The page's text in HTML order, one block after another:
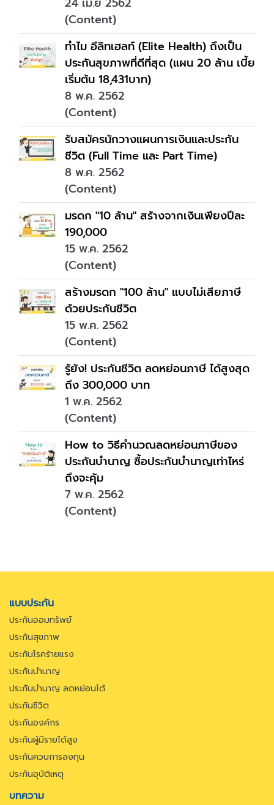
(Content)
ทำไม อีลิทเฮลท์ (Elite Health) ถึงเป็น
ประกันสุขภาพที่ดีที่สุด (แผน 20 ล้าน เบี้ย
เริ่มต้น 18,431บาท)
8 พ.ค. 2562
(Content)
รับสมัครนักวางแผนการเงินและประกัน
ชีวิต (Full Time และ Part Time)
8 พ.ค. 2562
(Content)
มรดก "10 ล้าน" สร้างจากเงินเพียงปีละ
190,000
15 พ.ค. 2562
(Content)
สร้างมรดก "100 ล้าน" แบบไม่เสียภาษี
ด้วยประกันชีวิต
15 พ.ค. 2562
(Content)
รู้ยัง! ประกันชีวิต ลดหย่อนภาษี ได้สูงสุด
ถึง 300,000 บาท
1 พ.ค. 2562
(Content)
How to วิธีคำนวณลดหย่อนภาษีของ
ประกันบำนาญ ซื้อประกันบำนาญเท่าไหร่
ถึงจะคุ้ม
7 พ.ค. 2562
(Content)
แบบประกัน
ประกันออมทรัพย์
ประกันสุขภาพ
ประกันโรคร้ายแรง
ประกันบำนาญ
ประกันบำนาญ ลดหย่อนได้
ประกันชีวิต
ประกันองค์กร
ประกันผู้มีรายได้สูง
ประกันควบการลงทุน
ประกันอุบัติเหตุ
บทความ